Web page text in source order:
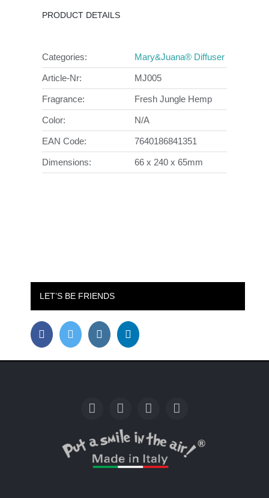
PRODUCT DETAILS
Categories: Mary&Juana® Diffuser
Article-Nr: MJ005
Fragrance: Fresh Jungle Hemp
Color: N/A
EAN Code: 7640186841351
Dimensions: 66 x 240 x 65mm
LET’S BE FRIENDS